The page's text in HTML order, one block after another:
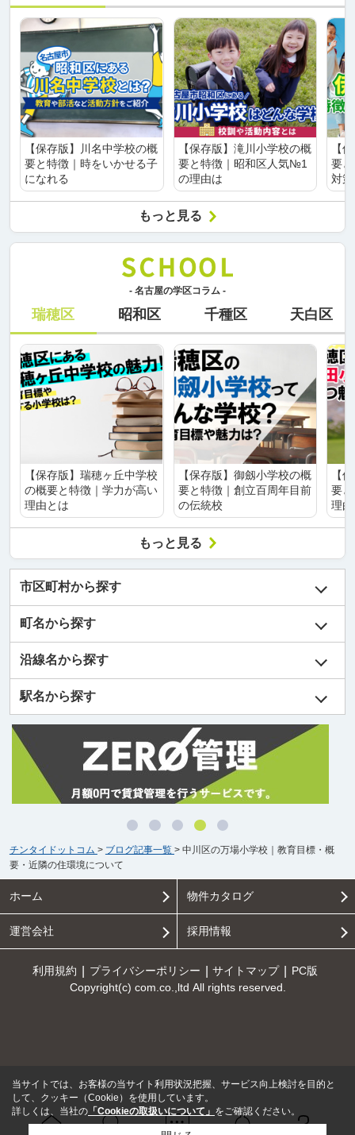
【保存版】川名中学校の概
要と特徴｜時をいかせる子
になれる
【保存版】滝川小学校の概
要と特徴｜昭和区人気№1
の理由は
【
要
対
もっと見る
- 名古屋の学区コラム -
瑞穂区 昭和区 千種区 天白区
【保存版】瑞穂ヶ丘中学校
の概要と特徴｜学力が高い
理由とは
【保存版】御劔小学校の概
要と特徴｜創立百周年目前
の伝統校
【
要
理
もっと見る
市区町村から探す
町名から探す
沿線名から探す
駅名から探す
チンタイドットコム > ブログ記事一覧 > 中川区の万場小学校｜教育目標・概
要・近隣の住環境について
ホーム 物件カタログ
運営会社 採用情報
利用規約 プライバシーポリシー サイトマップ
PC版
Copyright(c) com.co.,ltd All rights reserved.
当サイトでは、お客様の当サイト利用状況把握、サービス向上検討を目的と
して、クッキー（Cookie）を使用しています。
詳しくは、当社の 「Cookieの取扱いについて」 をご確認ください。